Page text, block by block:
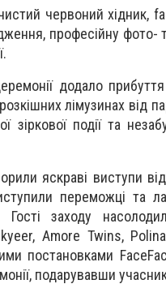
червоний хідник,
професійну фото-
додало
лімузинах від
зіркової події та
яскраві виступи
переможці та
заходу
Amore Twins, Polina
постановками
подарувавши